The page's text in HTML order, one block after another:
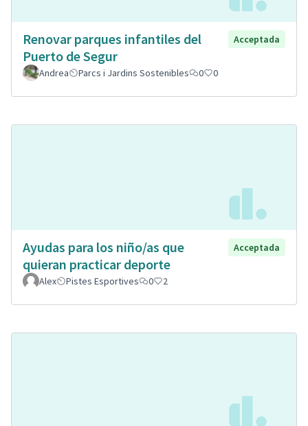
Renovar parques infantiles del
Puerto de Segur
Acceptada
Andrea Parcs i Jardins Sostenibles 0 0
Ayudas para los niño/as que
quieran practicar deporte
Acceptada
Alex Pistes Esportives 0 2